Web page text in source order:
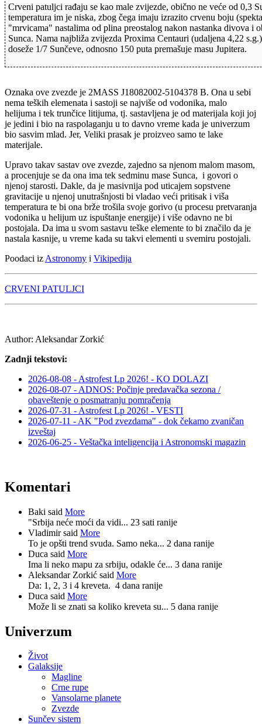
Crveni patuljci rađaju se kao male zvijezde, obično ne veće od 0,3
temperatura im je niska, zbog čega imaju izrazito crvenu boju
"mrvicama" nastalima od plina preostalog nakon nastanka divova i
Sunca. Nama najbliža zvijezda Proxima Centauri (udaljena 4,22
doseže 1/7 Sunčeve, odnosno 150 puta premašuje masu Jupitera.
Oznaka ove zvezde je 2MASS J18082002-5104378 B. Ona u sebi
nema teških elemenata i sastoji se najviše od vodonika, malo
helijuma i tek trunčice litijuma, tj. sastavljena je od materijala koji joj
je jedini i bio na raspolaganju u to davno vreme kada je univerzum
bio sasvim mlad. Jer, Veliki prasak je proizveo samo te lake
materijale.
Upravo takav sastav ove zvezde, zajedno sa njenom malom masom,
a procenjuje se da ona ima tek sedminu mase Sunca, i govori o
njenoj starosti. Dakle, da je masivnija pod uticajem sopstvene
gravitacije u njenoj unutrašnjosti bi vladao veći pritisak i viša
temperatura te bi ona brže trošila svoje gorivo (u procesu pretvaranja
vodonika u helijum uz ispuštanje energije) i više odavno ne bi
postojala. Da ima u svom sastavu teške elemente to bi značilo da je
nastala kasnije, u vreme kada su takvi elementi u svemiru postojali.
Poodaci iz Astronomy i Vikipedija
CRVENI PATULJCI
Author: Aleksandar Zorkić
Zadnji tekstovi:
2026-08-08 - Astrofest Lp 2026! - KO DOLAZI
2026-08-07 - ADNOS: Počinje predavačka sezona /
obaveštenje o posmatranju pomračenja
2026-07-31 - Astrofest Lp 2026! - VESTI
2026-07-11 - AK "Pod zvezdama" - dok čekamo zvaničan
izveštaj
2026-06-25 - Veštačka inteligencija i Astronomski magazin
Komentari
Baki said More
"Srbija neće moći da vidi... 23 sati ranije
Vladimir said More
To je opšti trend svuda. Samo neka... 2 dana ranije
Duca said More
Ima li neko mapu za srbiju, odakle će... 3 dana ranije
Aleksandar Zorkić said More
Da: 1, 2, 3 i 4 kreveta. 4 dana ranije
Duca said More
Može li se znati sa koliko kreveta su... 5 dana ranije
Univerzum
Život
Galaksije
Magline
Crne rupe
Vansolarne planete
Zvezde
Sunčev sistem